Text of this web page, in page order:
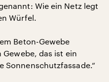
Wie ein Netz legt
Würfel.
Beton-Gewebe
das ist ein
Sonnenschutzfassade.“